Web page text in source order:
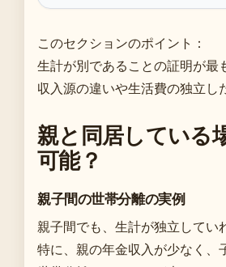
このセクションのポイント：
生計が別であることの証明が最
収入源の違いや生活費の独立し
親と同居している
可能？
親子間の世帯分離の実例
親子間でも、生計が独立してい
特に、親の年金収入が少なく、